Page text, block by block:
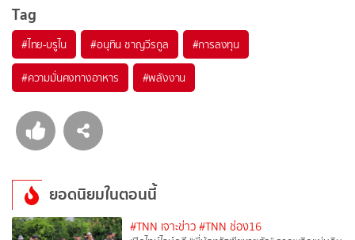
Tag
#ไทย-บรูไน #อนุทิน ชาญวีรกูล #การลงทุน
#ความมั่นคงทางอาหาร #พลังงาน
ยอดนิยมในตอนนี้
#TNN เจาะข่าว #TNN ช่อง16